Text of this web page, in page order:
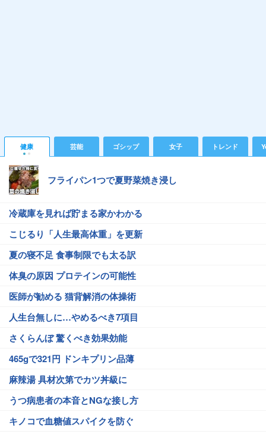
健康 芸能 ゴシップ 女子 トレンド
フライパン1つで夏野菜焼き浸し
冷蔵庫を見れば貯まる家かわかる
こじるり「人生最高体重」を更新
夏の寝不足 食事制限でも太る訳
体臭の原因 プロテインの可能性
医師が勧める 猫背解消の体操術
人生台無しに…やめるべき7項目
さくらんぼ 驚くべき効果効能
465gで321円 ドンキプリン品薄
麻辣湯 具材次第でカツ丼級に
うつ病患者の本音とNGな接し方
キノコで血糖値スパイクを防ぐ